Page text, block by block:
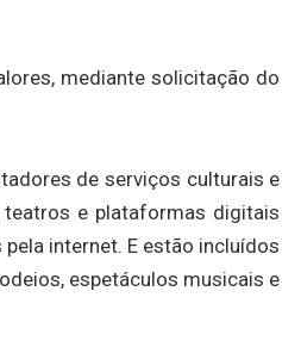
mediante solicitação do
de serviços culturais e
e plataformas digitais
internet. E estão incluídos
espetáculos musicais e